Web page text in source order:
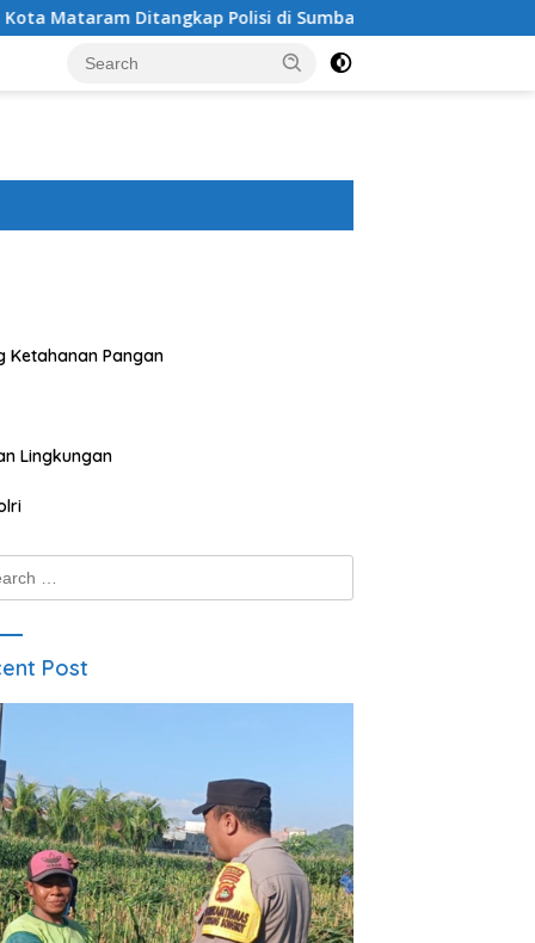
Polisi di Sumbawa Barat Polres Sumbawa
Ketahanan Pangan
Lingkungan
Post